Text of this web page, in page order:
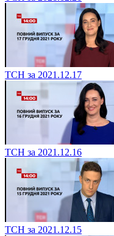
ТСН за 2021.12.17
ТСН за 2021.12.16
ТСН за 2021.12.15